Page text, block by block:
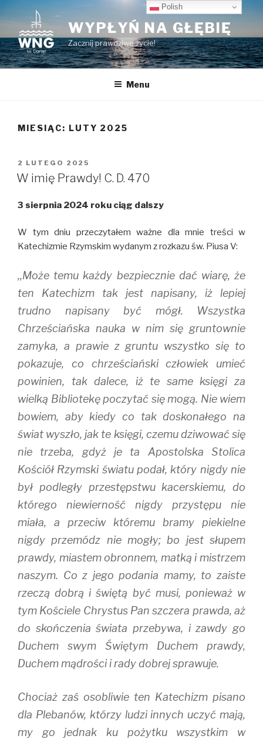
Przeskocz
do
treści
WYPŁYŃ NA GŁĘBIĘ
Zacznij prawdziwe życie!
Menu
MIESIĄC: LUTY 2025
OPUBLIKOWANE
W
2 LUTEGO 2025
W imię Prawdy! C. D. 470
3 sierpnia 2024 roku ciąg dalszy
W tym dniu przeczytałem ważne dla mnie treści w
Katechizmie Rzymskim wydanym z rozkazu św. Piusa V:
,,Może temu każdy bezpiecznie dać wiarę, że
ten Katechizm tak jest napisany, iż lepiej
trudno napisany być mógł. Wszystka
Chrześciańska nauka w nim się gruntownie
zamyka, a prawie z gruntu wszystko się to
pokazuje, co chrześciański człowiek umieć
powinien, tak dalece, iż te same księgi za
wielką Bibliotekę poczytać się mogą. Nie wiem
bowiem, aby kiedy co tak doskonałego na
świat wyszło, jak te księgi, czemu dziwować się
nie trzeba, gdyż je ta Apostolska Stolica
Kościół Rzymski światu podał, który nigdy nie
był podległy przestępstwu kacerskiemu, do
którego niewierność nigdy przystępu nie
miała, a przeciw któremu bramy piekielne
nigdy przemódz nie mogły; bo jest słupem
prawdy, miastem obronnem, matką i mistrzem
naszym. Co z jego podania mamy, to zaiste
rzeczą dobrą i świętą być musi, ponieważ w
tym Kościele Chrystus Pan szczera prawda, aż
do skończenia świata przebywa, i zawdy go
Duchem swym Świętym Duchem prawdy,
Duchem mądrości i rady dobrej sprawuje.
Chociaż zaś osobliwie ten Katechizm pisano
dla Plebanów, którzy ludzi innych uczyć mają,
my go jednak ku pożytku wszystkim w
Polish